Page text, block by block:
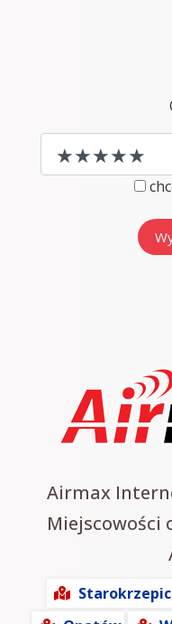
Airmax
Miejscowości